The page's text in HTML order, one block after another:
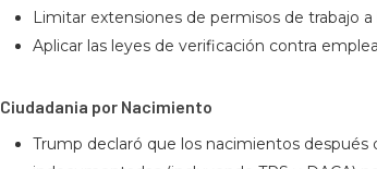
Limitar extensiones de permisos de trabajo a
Aplicar las leyes de verificación contra
Ciudadania por Nacimiento
Trump declaró que los nacimientos después